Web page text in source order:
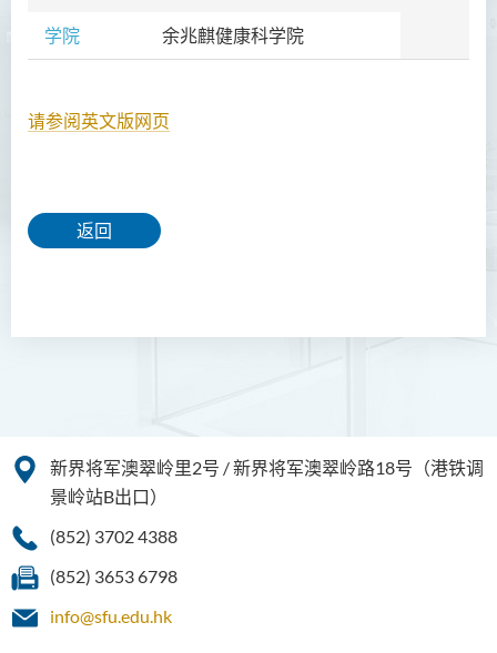
学院 余兆麒健康科学院
请参阅英文版网页
返回
2018
新界将军澳翠岭里2号 / 新界将军澳翠岭路18号（港铁调
景岭站B出口）
(852) 3702 4388
(852) 3653 6798
info@sfu.edu.hk